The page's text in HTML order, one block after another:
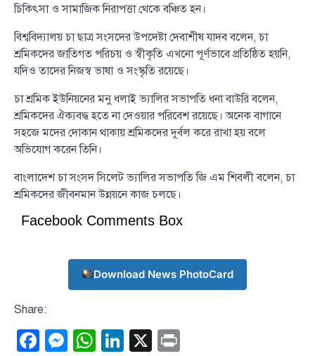
চিকিৎসা ও সামাজিক নিরাপত্তা থেকে বঞ্চিত হন।
বিশ্ববিদ্যালয় চা ছাত্র সংসদের উপদেষ্টা দেবাশীষ যাদব বলেন, চা
শ্রমিকদের জাতিগত পরিচয় ও স্বীকৃতি এখনো পূর্ণভাবে প্রতিষ্ঠিত হয়নি,
যদিও তাদের নিজস্ব ভাষা ও সংস্কৃতি রয়েছে।
চা শ্রমিক ইউনিয়নের মনু ধলাই ভ্যালির সভাপতি ধনা বাউরি বলেন,
শ্রমিকদের ঐক্যবদ্ধ হতে না দেওয়ার পরিবেশ রয়েছে। অনেক বাগানে
সহজে মদের দোকান থাকায় শ্রমিকদের দুর্বল করে রাখা হয় বলে
অভিযোগ করেন তিনি।
বাংলাদেশ চা সংসদ সিলেট ভ্যালির সভাপতি জি এম শিবলী বলেন, চা
শ্রমিকদের জীবনমান উন্নয়নে কাজ চলছে।
Facebook Comments Box
Download News PhotoCard
Share:
Facebook
Messenger
WhatsApp
LinkedIn
X